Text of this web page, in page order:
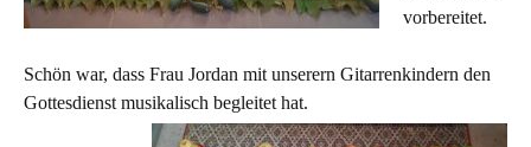
vorbereitet.
Schön war, dass Frau Jordan mit unserern Gitarrenkindern den
Gottesdienst musikalisch begleitet hat.